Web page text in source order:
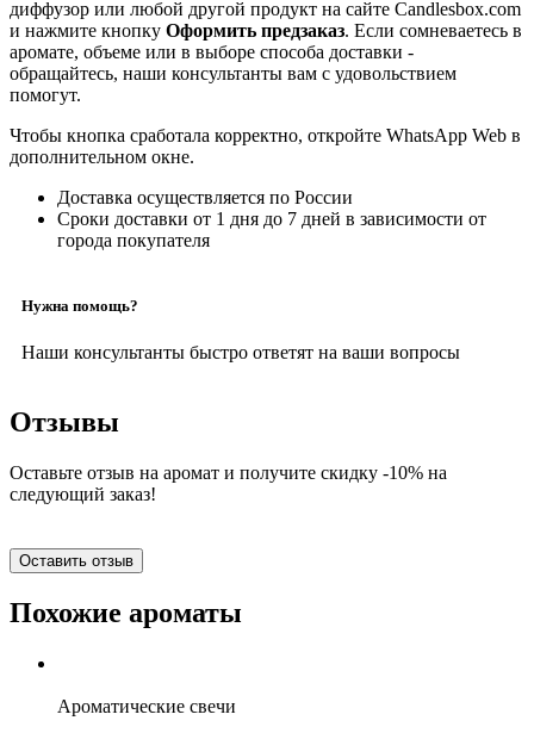
диффузор или любой другой продукт на сайте Candlesbox.com
и нажмите кнопку Оформить предзаказ. Если сомневаетесь в
аромате, объеме или в выборе способа доставки -
обращайтесь, наши консультанты вам с удовольствием
помогут.
Чтобы кнопка сработала корректно, откройте WhatsApp Web в
дополнительном окне.
Доставка осуществляется по России
Сроки доставки от 1 дня до 7 дней в зависимости от
города покупателя
Нужна помощь?
Наши консультанты быстро ответят на ваши вопросы
Отзывы
Оставьте отзыв на аромат и получите скидку -10% на
следующий заказ!
Оставить отзыв
Похожие ароматы
Ароматические свечи